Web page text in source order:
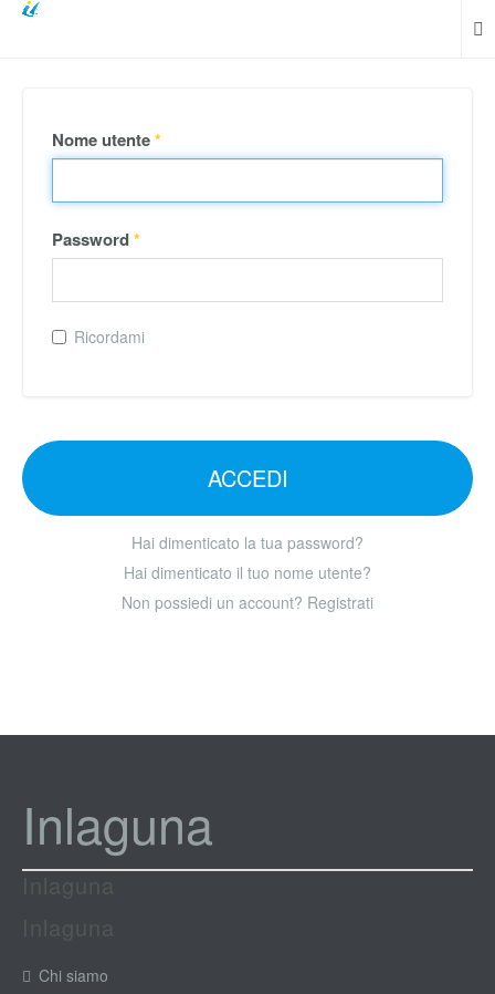
Nome utente*
Password*
Ricordami
ACCEDI
Hai dimenticato la tua password?
Hai dimenticato il tuo nome utente?
Non possiedi un account? Registrati
Inlaguna
Chi siamo